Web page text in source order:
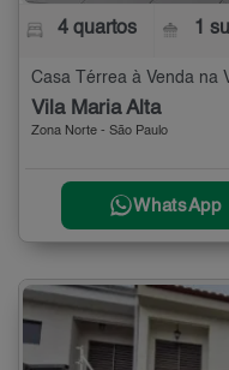
4 quartos 1
Casa Térrea à Venda na
Vila Maria Alta
Zona Norte - São Paulo
WhatsApp